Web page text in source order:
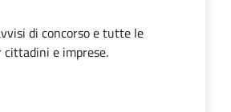
di concorso e tutte le
e imprese.